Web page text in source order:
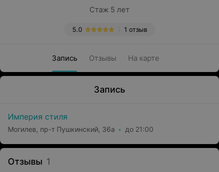
Стаж 5 лет
1 отзыв
5.0
Запись Отзывы На карте
Запись
Империя стиля
Могилев, пр-т Пушкинский, 36а до 21:00
Отзывы 1